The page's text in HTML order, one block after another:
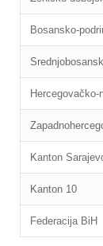
Bosansko-
Kanton
Kanton 10
Federacija BiH